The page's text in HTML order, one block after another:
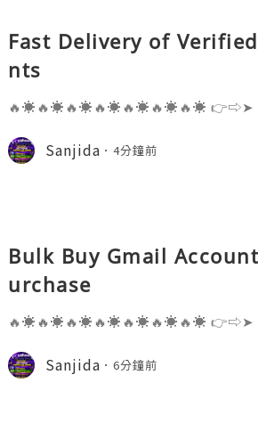
Fast Delivery of
nts
🔥☀️🔥☀️🔥☀️🔥☀️🔥☀️🔥☀️🔥☀️ 👉⇨➤
ail.com 👉⇨➤ Visit To Website:
s one of the most widely used
Sanjida 4分鐘前
Bulk Buy Gmail
urchase
🔥☀️🔥☀️🔥☀️🔥☀️🔥☀️🔥☀️🔥☀️ 👉⇨➤
ail.com 👉⇨➤ Visit To Website:
s one of the most widely used
Sanjida 6分鐘前